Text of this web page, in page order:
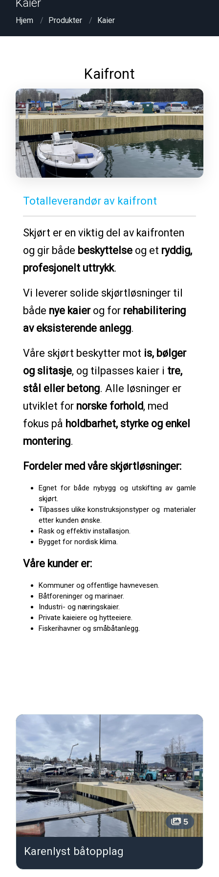
Kaier
Hjem Produkter Kaier
Kaifront
Totalleverandør av kaifront
Skjørt er en viktig del av kaifronten
og gir både beskyttelse og et ryddig,
profesjonelt uttrykk.
Vi leverer solide skjørtløsninger til
både nye kaierog for rehabilitering
av eksisterende anlegg.
Våre skjørt beskytter mot is, bølger
og slitasje, og tilpasses kaier i tre,
stål eller betong. Alle løsninger er
utviklet for norske forhold, med
fokus på holdbarhet, styrke og enkel
montering.
Fordeler med våre skjørtløsninger:
Egnet for både nybygg og utskifting av gamle
skjørt.
Tilpasses ulike konstruksjonstyper og materialer
etter kunden ønske.
Rask og effektiv installasjon.
Bygget for nordisk klima.
Våre kunder er:
Kommuner og offentlige havnevesen.
Båtforeninger og marinaer.
Industri- og næringskaier.
Private kaieiere og hytteeiere.
Fiskerihavner og småbåtanlegg.
5
Karenlyst båtopplag